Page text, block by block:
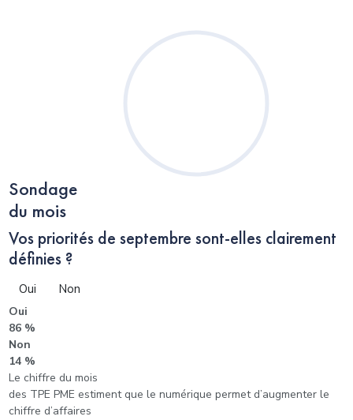
Sondage
du mois
Vos priorités de septembre sont-elles clairement
définies ?
Oui Non
Oui
86 %
Non
14 %
Le chiffre du mois
des TPE PME estiment que le numérique permet d’augmenter le
chiffre d’affaires